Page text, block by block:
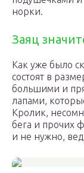
норки.
Заяц
Как уже было
состоят в
большими и
лапами,
Кролик,
бега и прочих
и не нужно,